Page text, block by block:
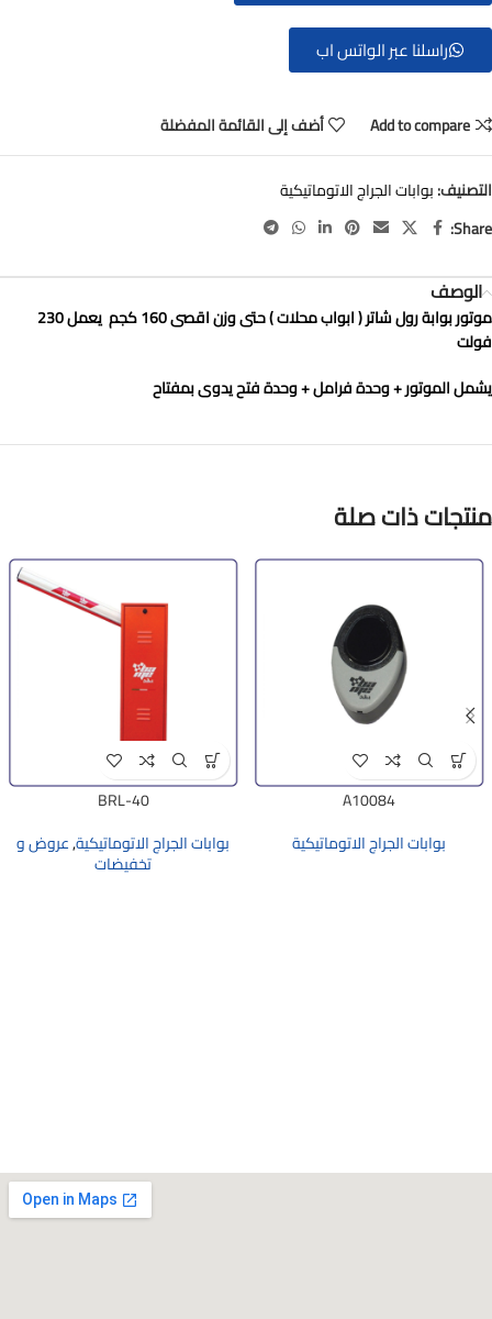
راسلنا عبر الواتس اب
Add to compare أضف إلى القائمة المفضلة
التصنيف:بوابات الجراج الاتوماتيكية
Share:
الوصف
موتور بوابة رول شاتر ( ابواب محلات ) حتى وزن اقصى 160 كجم
يعمل 230
فولت
يشمل الموتور + وحدة فرامل + وحدة فتح يدوى بمفتاح
منتجات ذات صلة
A10084
بوابات الجراج الاتوماتيكية
BRL-40
بوابات الجراج الاتوماتيكية,عروض و
تخفيضات